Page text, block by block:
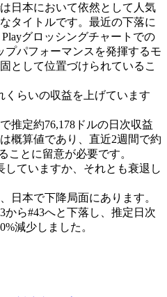
は日本において依然として人気
タイトルです。最近の下落に
グロッシングチャートでの
プパフォーマンスを発揮するモ
として位置づけられているこ
くらいの収益を上げています
推定約76,178ドルの日次収益
概算値であり、直近2週間で約
ことに留意が必要です。
していますか、それとも衰退し
日本で下降局面にあります。
から#43へと下落し、推定日次
減少しました。